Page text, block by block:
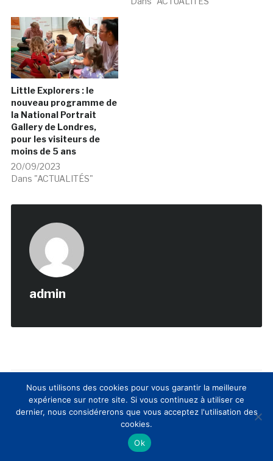
Little Explorers : le
nouveau programme de
la National Portrait
Gallery de Londres,
pour les visiteurs de
moins de 5 ans
20/09/2023
Dans "ACTUALITÉS"
admin
Laisser un commentaire
vous connecterpour publier un
Nous utilisons des cookies pour vous garantir la meilleure
expérience sur notre site. Si vous continuez à utiliser ce
dernier, nous considérerons que vous acceptez l'utilisation des
cookies.
Ok